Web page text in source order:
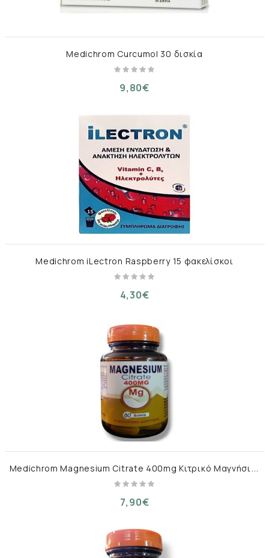
Medichrom Curcumol 30 δισκία
9,80€
Medichrom iLectron Raspberry 15 φακελίσκοι
4,30€
M
edichrom Magnesium Citrate 400mg Κιτρικό Μαγνήσιο, 60 δισκία
7,90€